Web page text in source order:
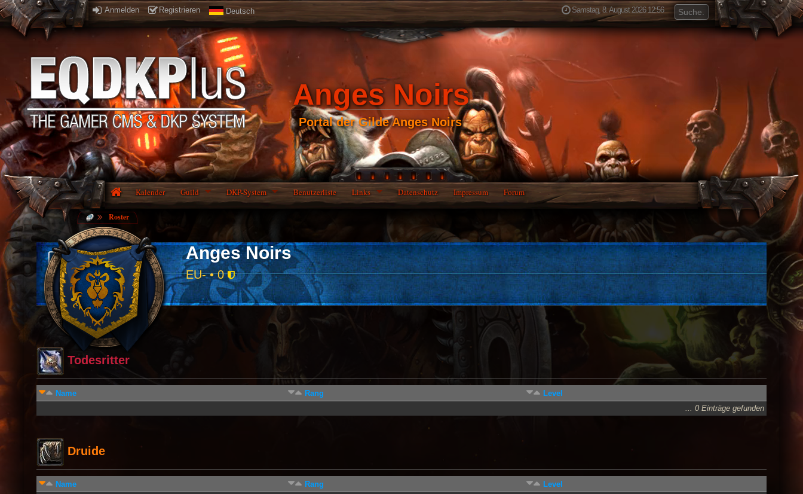
Anmelden Registrieren Deutsch Samstag, 8. August 2026 12:56
Anges Noirs
Portal der Gilde Anges Noirs
Kalender Guild DKP-System Benutzerliste Links Datenschutz Impressum Forum
Roster
Anges Noirs
EU- • 0
Todesritter
Name Rang
Level
... 0 Einträge gefunden
Druide
Name Rang
Level